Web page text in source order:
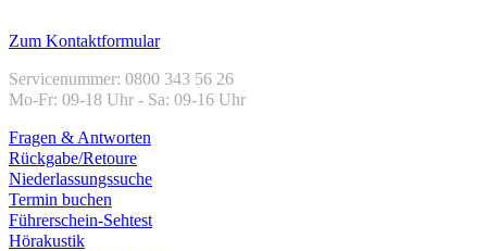
Zum Kontaktformular
Servicenummer: 0800 343 56 26
Mo-Fr: 09-18 Uhr - Sa: 09-16 Uhr
Fragen & Antworten
Rückgabe/Retoure
Niederlassungssuche
Termin buchen
Führerschein-Sehtest
Hörakustik